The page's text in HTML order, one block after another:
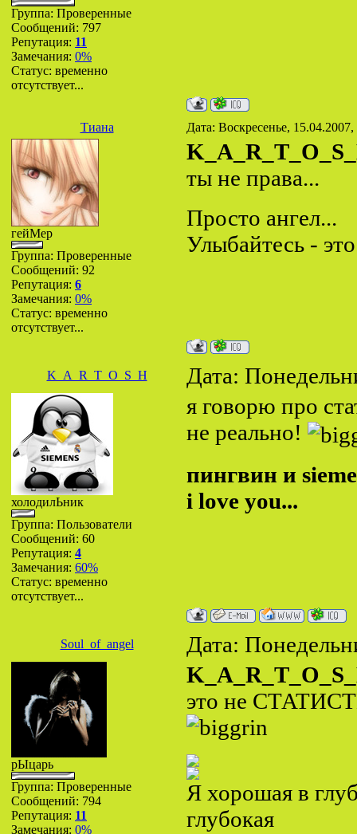
Группа: Проверенные
Сообщений: 797
Репутация: 11
Замечания: 0%
Статус: временно
отсутствует...
Тиана Дата: Воскресенье,
гейМер
Группа: Проверенные
Сообщений: 92
Репутация: 6
Замечания: 0%
Статус: временно
отсутствует...
ты не права...
Просто ангел...
Улыбайтесь -
K_A_R_T_O_S_H Дата:
холодилЬник
Группа: Пользователи
Сообщений: 60
Репутация: 4
Замечания: 60%
Статус: временно
отсутствует...
я говорю про
не реально!
пингвин и
i love you...
Soul_of_angel Дата:
рЫцарь
Группа: Проверенные
Сообщений: 794
Репутация: 11
Замечания: 0%
это не
Я хорошая в
глубокая